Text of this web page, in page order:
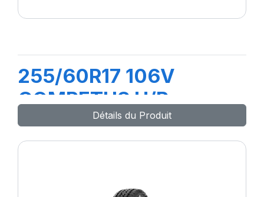
255/60R17 106V
COMPETUS H/P
Détails du Produit